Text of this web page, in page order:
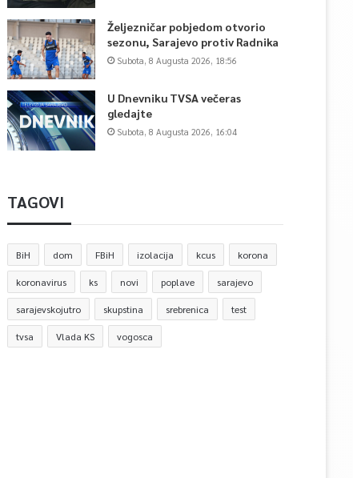
Željezničar pobjedom otvorio
sezonu, Sarajevo protiv Radnika
Subota, 8 Augusta 2026, 18:56
U Dnevniku TVSA večeras
gledajte
Subota, 8 Augusta 2026, 16:04
TAGOVI
BiH dom FBiH izolacija kcus korona
koronavirus ks novi poplave sarajevo
sarajevskojutro skupstina srebrenica test
tvsa Vlada KS vogosca